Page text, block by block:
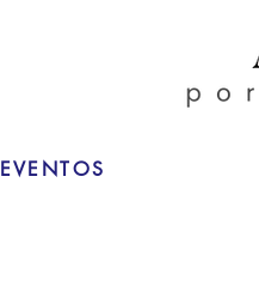
EVENTOS